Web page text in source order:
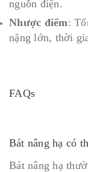
nguồn điện.
Nhược điểm:
nặng lớn, thời
FAQs
Bát nâng hạ có
Bát nâng hạ